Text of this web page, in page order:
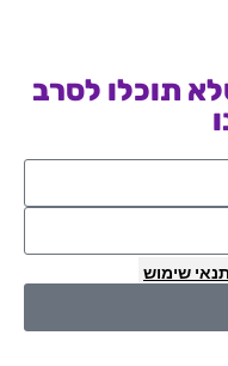
תוכלו לסרב
שימוש